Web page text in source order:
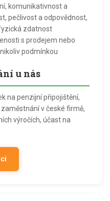
komunikativnost a
pečlivost a odpovědnost,
zdatnost
s prodejem nebo
podmínkou
u nás
na penzijní připojištění,
v české firmě,
výročích, účast na